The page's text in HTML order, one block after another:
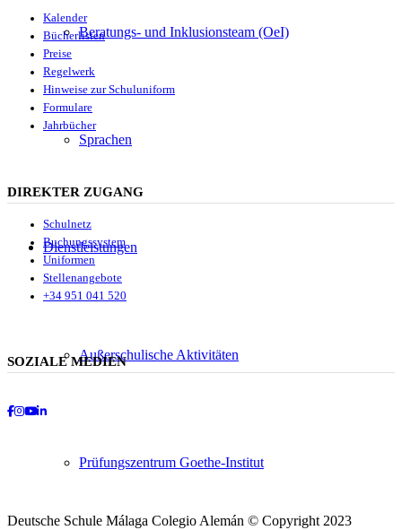
Beratungs- und Inklusionsteam (OeI)
Sprachen
Dienstleistungen
Außerschulische Aktivitäten
Prüfungszentrum Goethe-Institut
Kalender
Bücherlisten
Preise
Regelwerk
Hinweise zur Schuluniform
Formulare
Jahrbücher
DIREKTER ZUGANG
Schulnetz
Buchungssystem
Uniformen
Stellenangebote
+34 951 041 520
SOZIALE MEDIEN
Deutsche Schule Málaga Colegio Alemán © Copyright 2023